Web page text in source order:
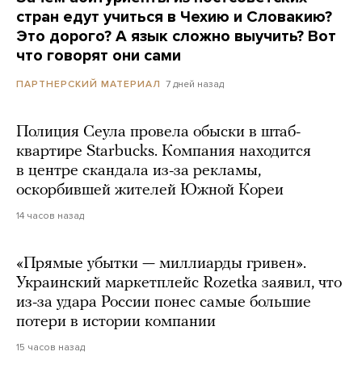
стран едут учиться в Чехию и Словакию?
Это дорого? А язык сложно выучить? Вот
что говорят они сами
ПАРТНЕРСКИЙ МАТЕРИАЛ 7 дней назад
Полиция Сеула провела обыски в штаб-
квартире Starbucks. Компания находится
в центре скандала из-за рекламы,
оскорбившей жителей Южной Кореи
14 часов назад
«Прямые убытки — миллиарды гривен».
Украинский маркетплейс Rozetka заявил, что
из-за удара России понес самые большие
потери в истории компании
15 часов назад